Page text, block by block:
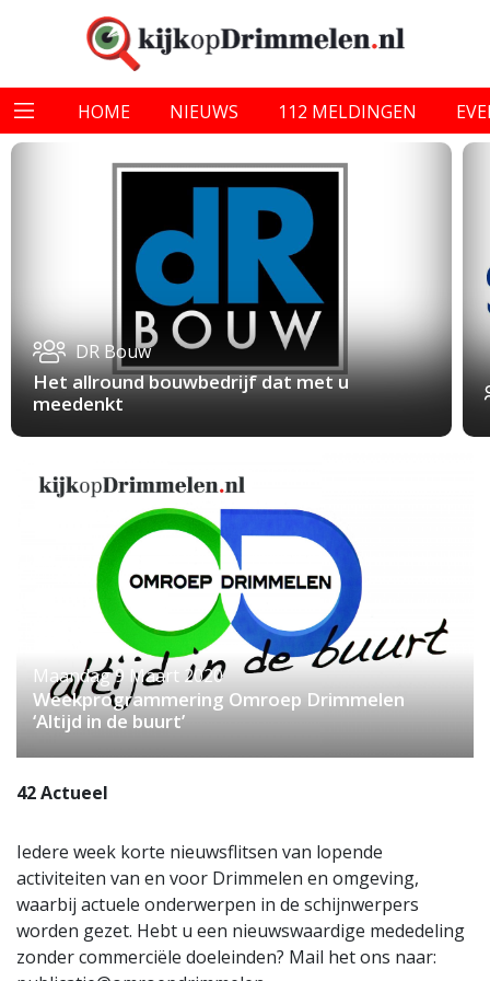
HOME NIEUWS 112 MELDINGEN
DR Bouw
Het allround bouwbedrijf dat met u
meedenkt
Maandag 9 Maart 2020
Weekprogrammering Omroep Drimmelen
‘Altijd in de buurt’
42 Actueel
Iedere week korte nieuwsflitsen van lopende
activiteiten van en voor Drimmelen en omgeving,
waarbij actuele onderwerpen in de schijnwerpers
worden gezet. Hebt u een nieuwswaardige mededeling
zonder commerciële doeleinden? Mail het ons naar: